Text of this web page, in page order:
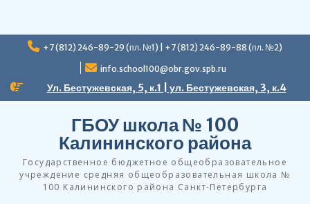
Перейти
+7 (812) 246-89-29 (пл. №1) | +7 (812) 246-89-88 (пл. №2)
info.school100@obr.gov.spb.ru
Ул. Бестужевская, 5, к.1 | ул. Бестужевская, 3, к.4
ГБОУ школа № 100
Калининского района
Государственное бюджетное общеобразовательное
учреждение средняя общеобразовательная школа №
100 Калининского района Санкт-Петербурга